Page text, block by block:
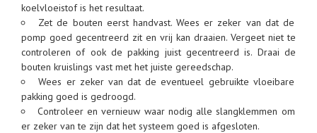
koelvloeistof is het resultaat.
Zet de bouten eerst handvast. Wees er zeker van dat de
pomp goed gecentreerd zit en vrij kan draaien. Vergeet niet te
controleren of ook de pakking juist gecentreerd is. Draai de
bouten kruislings vast met het juiste gereedschap.
Wees er zeker van dat de eventueel gebruikte vloeibare
pakking goed is gedroogd.
Controleer en vernieuw waar nodig alle slangklemmen om
er zeker van te zijn dat het systeem goed is afgesloten.